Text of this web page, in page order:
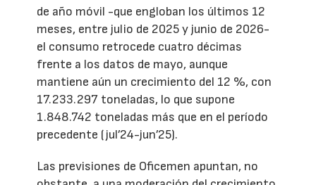
de año móvil -que engloban los últimos 12
meses, entre julio de 2025 y junio de 2026-
el consumo retrocede cuatro décimas
frente a los datos de mayo, aunque
mantiene aún un crecimiento del 12 %, con
17.233.297 toneladas, lo que supone
1.848.742 toneladas más que en el período
precedente (jul’24-jun’25).
Las previsiones de Oficemen apuntan, no